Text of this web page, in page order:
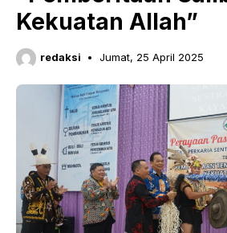
Kekuatan Allah”
redaksi Jumat, 25 April 2025